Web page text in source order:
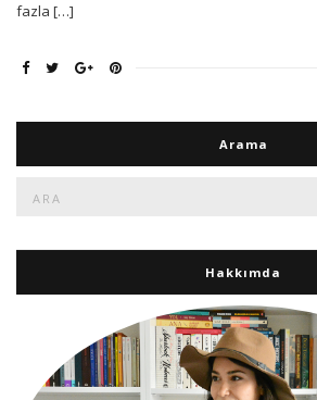
fazla […]
Arama
Hakkımda